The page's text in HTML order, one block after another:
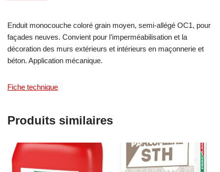
Enduit monocouche coloré grain moyen, semi-allégé OC1, pour
façades neuves. Convient pour l’imperméabilisation et la
décoration des murs extérieurs et intérieurs en maçonnerie et
béton. Application mécanique.
Fiche technique
Produits similaires